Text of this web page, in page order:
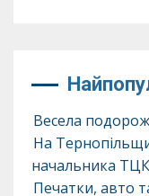
Весела подорож
На
начальника
Печатки, авто